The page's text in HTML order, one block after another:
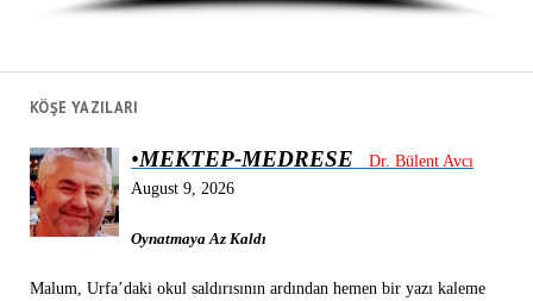
KÖŞE YAZILARI
•MEKTEP-MEDRESE
Dr. Bülent Avcı
August 9, 2026
Oynatmaya Az Kaldı
Malum, Urfa’daki okul saldırısının ardından hemen bir yazı kaleme